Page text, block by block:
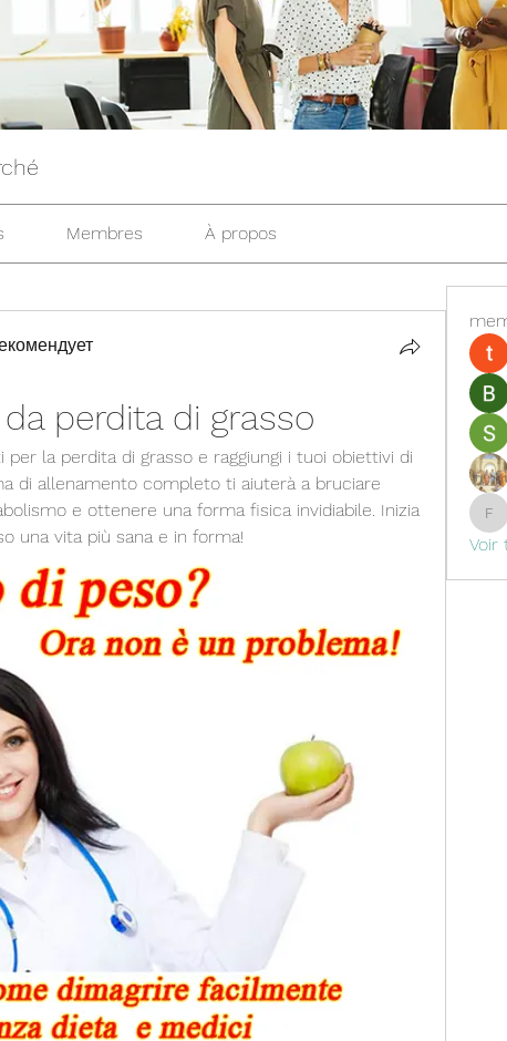
Membres À propos
perdita di grasso
la perdita di grasso e raggiungi i tuoi obiettivi di
di allenamento completo ti aiuterà a bruciare
e ottenere una forma fisica invidiabile. Inizia
una vita più sana e in forma!
Voir